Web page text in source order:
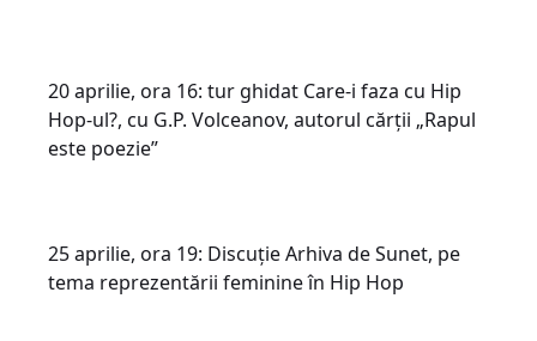
20 aprilie, ora 16: tur ghidat Care-i faza cu Hip
Hop-ul?, cu G.P. Volceanov, autorul cărții „Rapul
e​ste poezie”
25 aprilie, ora 19: Discuție Arhiva de Sunet, pe
tema reprezentării feminine în ​H​ip Hop